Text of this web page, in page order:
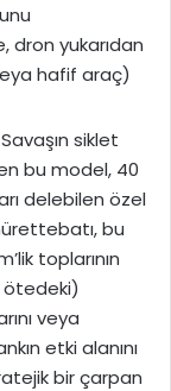
dron yukarıdan
hafif araç)
Savaşın siklet
bu model, 40
delebilen özel
bu
toplarının
ötedeki)
veya
etki alanını
bir çarpan